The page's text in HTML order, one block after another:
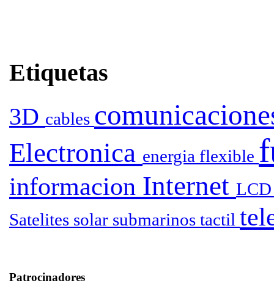
Etiquetas
3D cables
Electronica energia flexible
informacion Internet
Satelites solar submarinos tactil
Patrocinadores